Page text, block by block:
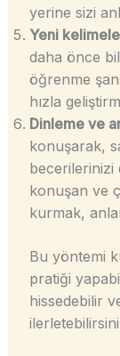
yerine sizi
Yeni
daha önce
öğrenme
hızla
Dinleme ve
konuşarak,
becerilerinizi
konuşan ve
kurmak,
Bu yöntemi
pratiği
hissedebilir